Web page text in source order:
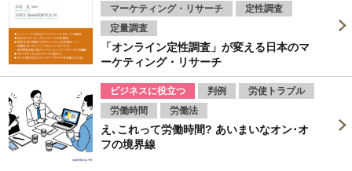
マーケティング・リサーチ
定性調査
定量調査
「オンライン定性調査」が変える日本のマ
ーケティング・リサーチ
ビジネスに役立つ 判例
労使トラブル
労働時間
労働法
え､これって労働時間? あいまいなオン･オ
フの境界線